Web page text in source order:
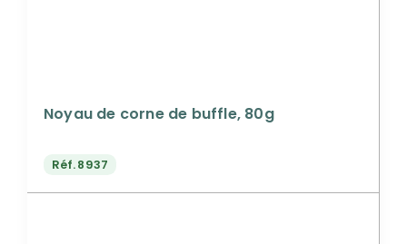
Noyau de corne de buffle, 80g
Réf.8937